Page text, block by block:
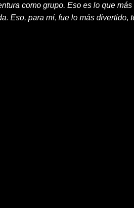
como grupo. Eso es lo que
Eso, para mí, fue lo más divertido,